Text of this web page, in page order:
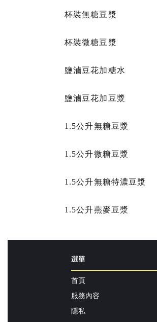
杯裝無糖豆漿
杯裝微糖豆漿
鹽滷豆花加糖水
鹽滷豆花加豆漿
1.5公升無糖豆漿
1.5公升微糖豆漿
1.5公升無糖特濃豆漿
1.5公升燕麥豆漿
選單
首頁
服務內容
隱私